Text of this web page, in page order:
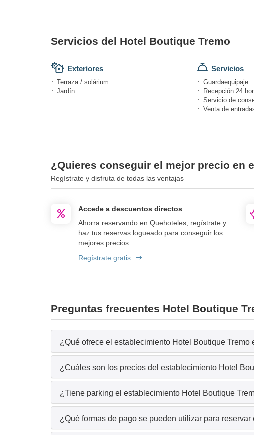
Servicios del Hotel Boutique Tremo
Exteriores
Terraza / solárium
Jardín
Servicios
Guardaequipaje
Recepción 24
Servicio de
Venta de
¿Quieres conseguir el mejor precio en
Regístrate y disfruta de todas las ventajas
Accede a descuentos directos
Ahorra reservando en Quehoteles, regístrate y
haz tus reservas logueado para conseguir los
mejores precios.
Regístrate gratis
Preguntas frecuentes Hotel Boutique
¿Qué ofrece el establecimiento Hotel Boutique
¿Cuáles son los precios del establecimiento Hotel
¿Tiene parking el establecimiento Hotel Boutique
¿Qué formas de pago se pueden utilizar para